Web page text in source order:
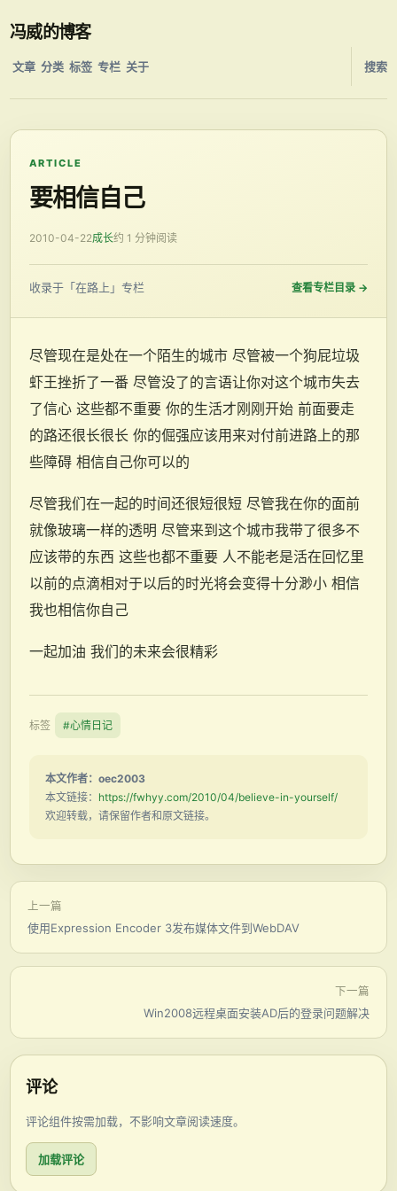
冯威的博客
文章 分类 标签 专栏 关于 搜索
ARTICLE
要相信自己
2010-04-22成长约 1 分钟阅读
收录于「在路上」专栏 查看专栏目录 →
尽管现在是处在一个陌生的城市 尽管被一个狗屁垃圾
虾王挫折了一番 尽管没了的言语让你对这个城市失去
了信心 这些都不重要 你的生活才刚刚开始 前面要走
的路还很长很长 你的倔强应该用来对付前进路上的那
些障碍 相信自己你可以的
尽管我们在一起的时间还很短很短 尽管我在你的面前
就像玻璃一样的透明 尽管来到这个城市我带了很多不
应该带的东西 这些也都不重要 人不能老是活在回忆里
以前的点滴相对于以后的时光将会变得十分渺小 相信
我也相信你自己
一起加油 我们的未来会很精彩
标签 #心情日记
本文作者：oec2003
本文链接： https://fwhyy.com/2010/04/believe-in-yourself/
欢迎转载，请保留作者和原文链接。
上一篇
使用Expression Encoder 3发布媒体文件到WebDAV
下一篇
Win2008远程桌面安装AD后的登录问题解决
评论
评论组件按需加载，不影响文章阅读速度。
加载评论